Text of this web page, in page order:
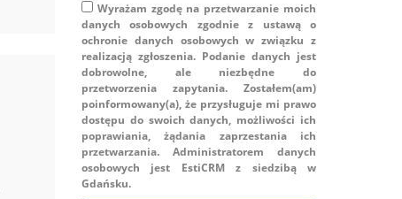
Wyrażam zgodę na przetwarzanie moich
danych osobowych zgodnie z ustawą o
ochronie danych osobowych w związku z
realizacją zgłoszenia. Podanie danych jest
dobrowolne, ale niezbędne do
przetworzenia zapytania. Zostałem(am)
poinformowany(a), że przysługuje mi prawo
dostępu do swoich danych, możliwości ich
poprawiania, żądania zaprzestania ich
przetwarzania. Administratorem danych
osobowych jest EstiCRM z siedzibą w
Gdańsku.